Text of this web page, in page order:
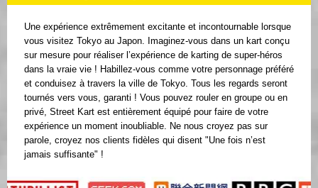
Une expérience extrêmement excitante et incontournable lorsque
vous visitez Tokyo au Japon. Imaginez-vous dans un kart conçu
sur mesure pour réaliser l’expérience de karting de super-héros
dans la vraie vie ! Habillez-vous comme votre personnage préféré
et conduisez à travers la ville de Tokyo. Tous les regards seront
tournés vers vous, garanti ! Vous pouvez rouler en groupe ou en
privé, Street Kart est entièrement équipé pour faire de votre
expérience un moment inoubliable. Ne nous croyez pas sur
parole, croyez nos clients fidèles qui disent "Une fois n’est
jamais suffisante" !